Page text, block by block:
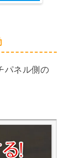
パネル側の